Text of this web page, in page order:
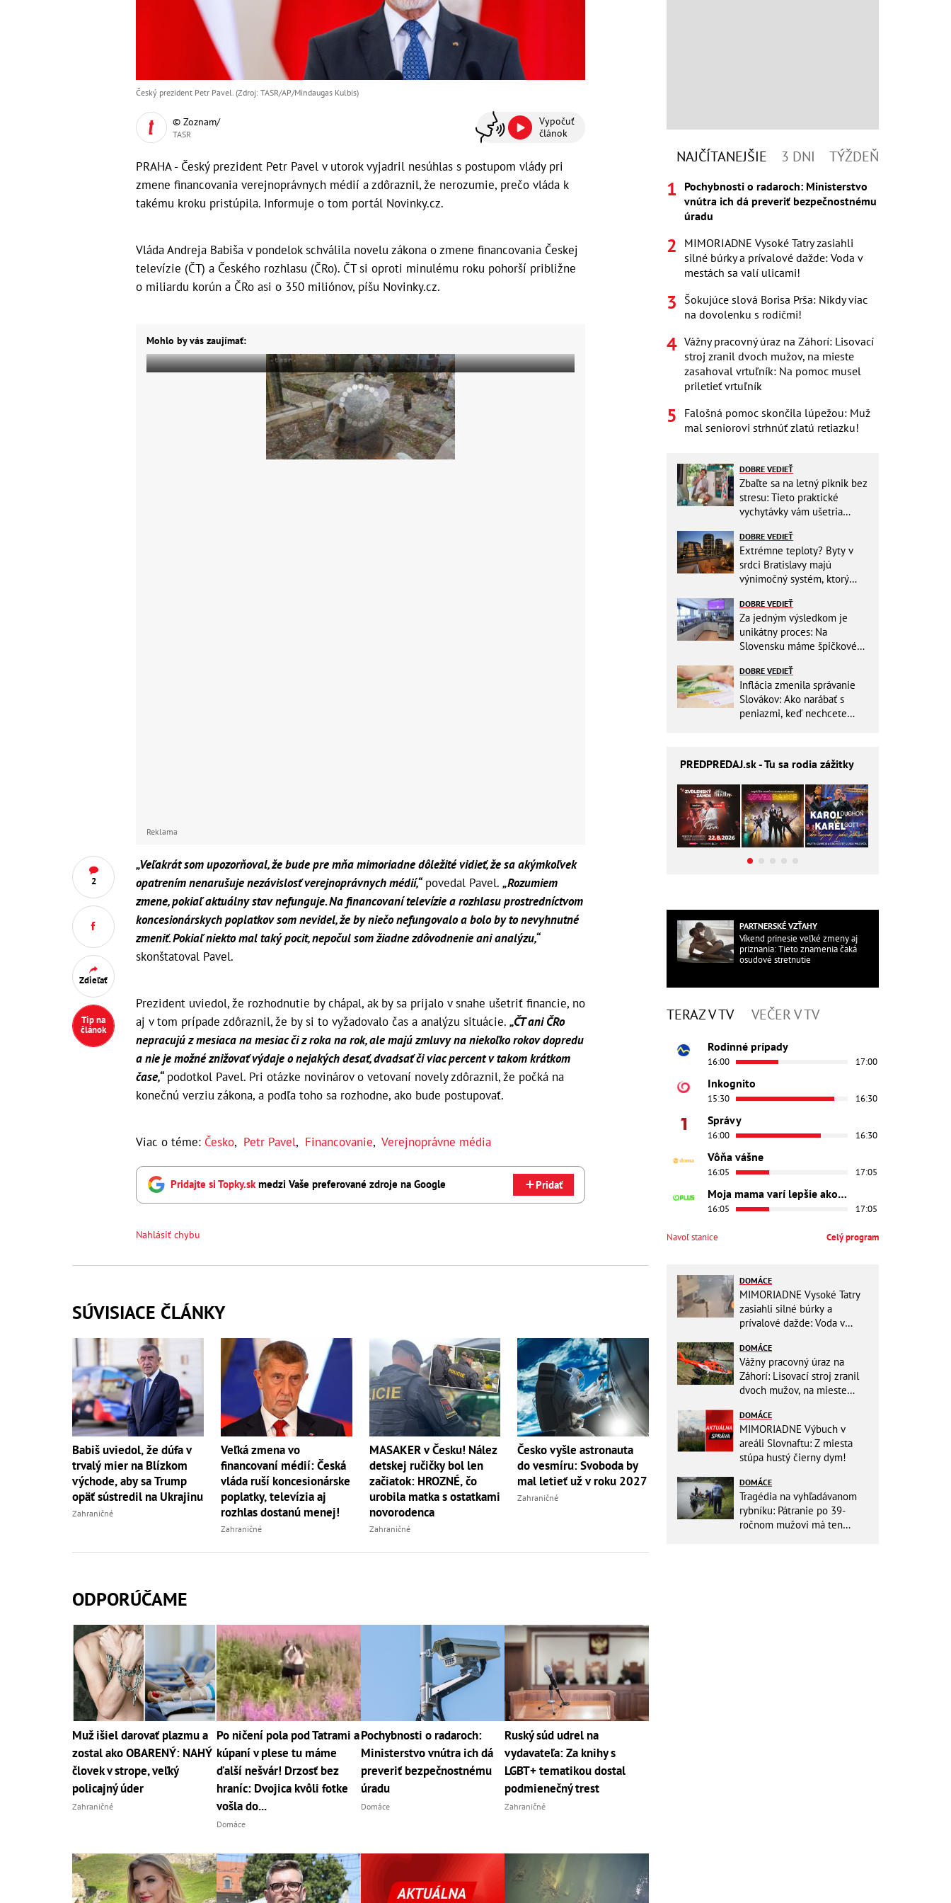
2
Zdieľať
Tip na
článok
Český prezident Petr Pavel. (Zdroj: TASR/AP/Mindaugas Kulbis)
© Zoznam/
TASR
Vypočuť
článok
PRAHA - Český prezident Petr Pavel v utorok vyjadril nesúhlas s postupom vlády pri
zmene financovania verejnoprávnych médií a zdôraznil, že nerozumie, prečo vláda k
takému kroku pristúpila. Informuje o tom portál Novinky.cz.
Vláda Andreja Babiša v pondelok schválila novelu zákona o zmene financovania Českej
televízie (ČT) a Českého rozhlasu (ČRo). ČT si oproti minulému roku pohorší približne
o miliardu korún a ČRo asi o 350 miliónov, píšu Novinky.cz.
Mohlo by vás zaujímať:
Reklama
„Veľakrát som upozorňoval, že bude pre mňa mimoriadne dôležité vidieť, že sa akýmkoľvek
opatrením nenarušuje nezávislosť verejnoprávnych médií,“povedal Pavel. „Rozumiem
zmene, pokiaľ aktuálny stav nefunguje. Na financovaní televízie a rozhlasu prostredníctvom
koncesionárskych poplatkov som nevidel, že by niečo nefungovalo a bolo by to nevyhnutné
zmeniť. Pokiaľ niekto mal taký pocit, nepočul som žiadne zdôvodnenie ani analýzu,“
skonštatoval Pavel.
Prezident uviedol, že rozhodnutie by chápal, ak by sa prijalo v snahe ušetriť financie, no
aj v tom prípade zdôraznil, že by si to vyžadovalo čas a analýzu situácie. „ČT ani ČRo
nepracujú z mesiaca na mesiac či z roka na rok, ale majú zmluvy na niekoľko rokov dopredu
a nie je možné znižovať výdaje o nejakých desať, dvadsať či viac percent v takom krátkom
čase,“podotkol Pavel. Pri otázke novinárov o vetovaní novely zdôraznil, že počká na
konečnú verziu zákona, a podľa toho sa rozhodne, ako bude postupovať.
Viac o téme: Česko, Petr Pavel, Financovanie, Verejnoprávne média
Pridajte si Topky.skmedzi Vaše preferované zdroje na Google Pridať
Nahlásiť chybu
SÚVISIACE ČLÁNKY
Babiš uviedol, že dúfa v
trvalý mier na Blízkom
východe, aby sa Trump
opäť sústredil na Ukrajinu
Zahraničné
Veľká zmena vo
financovaní médií: Česká
vláda ruší koncesionárske
poplatky, televízia aj
rozhlas dostanú menej!
Zahraničné
MASAKER v Česku! Nález
detskej ručičky bol len
začiatok: HROZNÉ, čo
urobila matka s ostatkami
novorodenca
Zahraničné
Česko vyšle astronauta
do vesmíru: Svoboda by
mal letieť už v roku 2027
Zahraničné
ODPORÚČAME
Muž išiel darovať plazmu a
zostal ako OBARENÝ: NAHÝ
človek v strope, veľký
policajný úder
Zahraničné
Po ničení pola pod Tatrami a
kúpaní v plese tu máme
ďalší nešvár! Drzosť bez
hraníc: Dvojica kvôli fotke
vošla do...
Domáce
Pochybnosti o radaroch:
Ministerstvo vnútra ich dá
preveriť bezpečnostnému
úradu
Domáce
Ruský súd udrel na
vydavateľa: Za knihy s
LGBT+ tematikou dostal
podmienečný trest
Zahraničné
NAJČÍTANEJŠIE 3 DNI TÝŽDEŇ
Pochybnosti o radaroch: Ministerstvo
vnútra ich dá preveriť bezpečnostnému
úradu
MIMORIADNE Vysoké Tatry zasiahli
silné búrky a prívalové dažde: Voda v
mestách sa valí ulicami!
Šokujúce slová Borisa Prša: Nikdy viac
na dovolenku s rodičmi!
Vážny pracovný úraz na Záhorí: Lisovací
stroj zranil dvoch mužov, na mieste
zasahoval vrtuľník: Na pomoc musel
priletieť vrtuľník
Falošná pomoc skončila lúpežou: Muž
mal seniorovi strhnúť zlatú retiazku!
DOBRE VEDIEŤ
Zbaľte sa na letný piknik bez
stresu: Tieto praktické
vychytávky vám ušetria
DOBRE VEDIEŤ
Extrémne teploty? Byty v
srdci Bratislavy majú
výnimočný systém, ktorý
DOBRE VEDIEŤ
Za jedným výsledkom je
unikátny proces: Na
Slovensku máme špičkové
DOBRE VEDIEŤ
Inflácia zmenila správanie
Slovákov: Ako narábať s
peniazmi, keď nechcete
PREDPREDAJ.sk - Tu sa rodia zážitky
PARTNERSKÉ VZŤAHY
Víkend prinesie veľké zmeny aj
priznania: Tieto znamenia čaká
osudové stretnutie
TERAZ V TV VEČER V TV
Rodinné prípady
16:00 17:00
Inkognito
15:30 16:30
Správy
16:00 16:30
Vôňa vášne
16:05 17:05
Moja mama varí lepšie ako tvoja
16:05 17:05
Navoľ stanice Celý program
DOMÁCE
MIMORIADNE Vysoké Tatry
zasiahli silné búrky a
prívalové dažde: Voda v
DOMÁCE
Vážny pracovný úraz na
Záhorí: Lisovací stroj zranil
dvoch mužov, na mieste
pomoc musel priletieť
vrtuľník
DOMÁCE
MIMORIADNE Výbuch v
areáli Slovnaftu: Z miesta
stúpa hustý čierny dym!
DOMÁCE
Tragédia na vyhľadávanom
rybníku: Pátranie po 39-
ročnom mužovi má ten